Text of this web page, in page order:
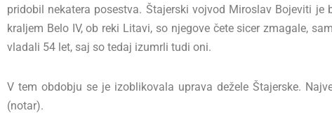
pridobil nekatera posestva. Štajerski vojvod Miroslav Bojeviti
kraljem Belo IV, ob reki Litavi, so njegove čete sicer zmagale,
vladali 54 let, saj so tedaj izumrli tudi oni.
V tem obdobju se je izoblikovala uprava dežele Štajerske.
(notar).